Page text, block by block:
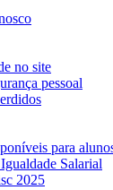
no site
pessoal
para
Salarial
2025